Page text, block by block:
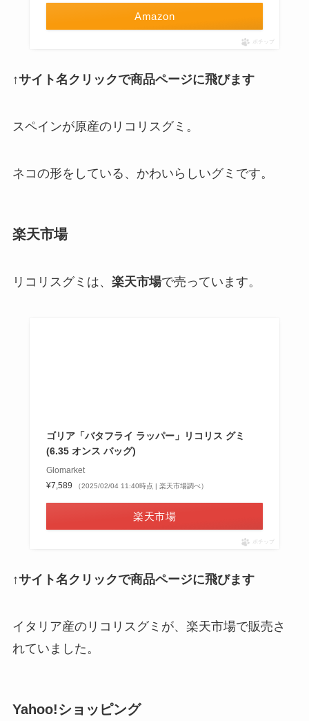
Amazon
ポチップ
↑サイト名クリックで商品ページに飛びます
スペインが原産のリコリスグミ。
ネコの形をしている、かわいらしいグミです。
楽天市場
リコリスグミは、 楽天市場で売っています。
ゴリア「バタフライ ラッパー」リコリス グミ
(6.35 オンス バッグ)
Glomarket
¥7,589
（2025/02/04 11:40時点 | 楽天市場調べ）
楽天市場
ポチップ
↑サイト名クリックで商品ページに飛びます
イタリア産のリコリスグミが、楽天市場で販売さ
れていました。
Yahoo!ショッピング